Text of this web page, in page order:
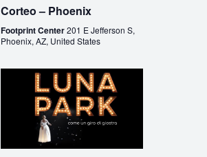
Corteo – Phoenix
Footprint Center201 E Jefferson S,
Phoenix, AZ, United States